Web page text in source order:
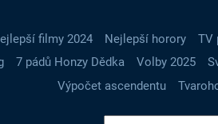
filmy 2024 Nejlepší horory TV
7 pádů Honzy Dědka Volby 2025
Výpočet ascendentu